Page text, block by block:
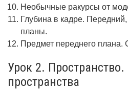
Необычные ракурсы от
Глубина в кадре.
планы.
Предмет переднего
Урок 2. Пространство.
пространства